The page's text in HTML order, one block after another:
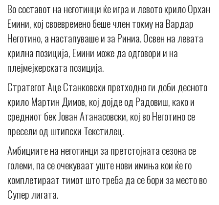
Во составот на неготинци ќе игра и левото крило Орхан
Емини, кој своевремено беше член токму на Вардар
Неготино, а настапуваше и за Риниа. Освен на левата
крилна позиција, Емини може да одговори и на
плејмејкерската позиција.
Стратегот Аце Станковски претходно ги доби десното
крило Мартин Димов, кој дојде од Радовиш, како и
средниот бек Јован Атанасовски, кој во Неготино се
пресели од штипски Текстилец.
Амбициите на неготинци за претстојната сезона се
големи, па се очекуваат уште нови имиња кои ќе го
комплетираат тимот што треба да се бори за место во
Супер лигата.